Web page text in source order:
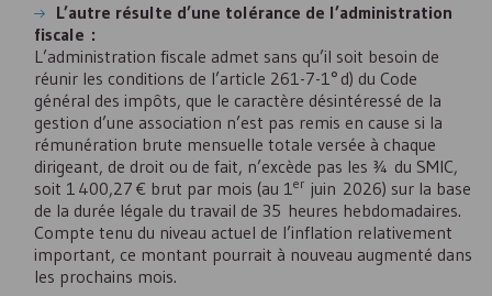
L’autre résulte d’une tolérance de l’administration
fiscale :
L’administration fiscale admet sans qu’il soit besoin de
réunir les conditions de l’article 261-7-1° d) du Code
général des impôts, que le caractère désintéressé de la
gestion d’une association n’est pas remis en cause si la
rémunération brute mensuelle totale versée à chaque
dirigeant, de droit ou de fait, n’excède pas les ¾ du SMIC,
soit 1 400,27 € brut par mois (au 1er juin 2026) sur la base
de la durée légale du travail de 35 heures hebdomadaires.
Compte tenu du niveau actuel de l’inflation relativement
important, ce montant pourrait à nouveau augmenté dans
les prochains mois.